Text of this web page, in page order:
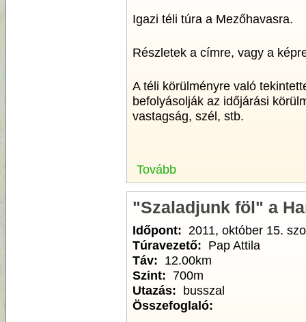
Igazi téli túra a Mezőhavasra.
Részletek a címre, vagy a
A téli körülményre való
befolyásolják az időjárási
vastagság, szél, stb.
Tovább
"Szaladjunk föl" a
Időpont: 2011, október 15.
Túravezető: Pap Attila
Táv: 12.00km
Szint: 700m
Utazás: busszal
Összefoglaló: